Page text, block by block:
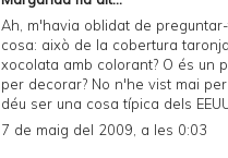
Ah, m'havia oblidat de
cosa: això de la cobertura
xocolata amb colorant? O és un
per decorar? No n'he vist mai per
déu ser una cosa típica dels
7 de maig del 2009, a les 0:03